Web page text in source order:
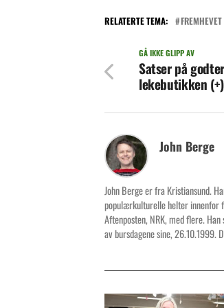
RELATERTE TEMA: FREMHEVET
GÅ IKKE GLIPP AV
Satser på
lekebutikken (+)
John Berge
John Berge er fra Kristiansund.
populærkulturelle helter innenfor
Aftenposten, NRK, med flere. Han
av bursdagene sine, 26.10.1999.